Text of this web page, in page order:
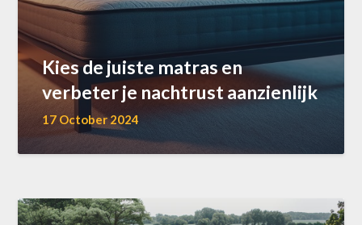
Kies de juiste matras en
verbeter je nachtrust aanzienlijk
17 October 2024